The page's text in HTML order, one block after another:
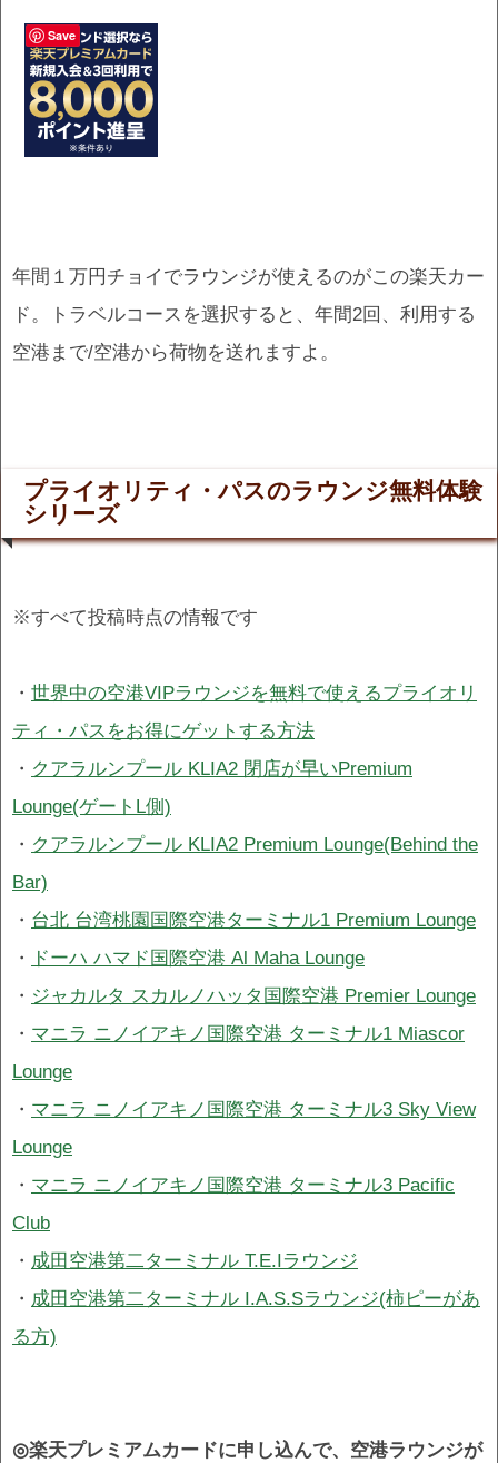
年間１万円チョイでラウンジが使えるのがこの楽天カー
ド。トラベルコースを選択すると、年間2回、利用する
空港まで/空港から荷物を送れますよ。
プライオリティ・パスのラウンジ無料体験
シリーズ
※すべて投稿時点の情報です
・ 世界中の空港VIPラウンジを無料で使えるプライオリ
ティ・パスをお得にゲットする方法
・ クアラルンプール KLIA2 閉店が早いPremium
Lounge(ゲートL側)
・ クアラルンプール KLIA2 Premium Lounge(Behind the
Bar)
・ 台北 台湾桃園国際空港ターミナル1 Premium Lounge
・
ドーハ ハマド国際空港 Al Maha Lounge
・ ジャカルタ スカルノハッタ国際空港 Premier Lounge
・ マニラ ニノイアキノ国際空港 ターミナル1 Miascor
Lounge
・ マニラ ニノイアキノ国際空港 ターミナル3 Sky View
Lounge
・ マニラ ニノイアキノ国際空港 ターミナル3 Pacific
Club
・ 成田空港第二ターミナル T.E.Iラウンジ
・ 成田空港第二ターミナル I.A.S.Sラウンジ(柿ピーがあ
る方)
◎楽天プレミアムカードに申し込んで、 空港ラウンジが
Save